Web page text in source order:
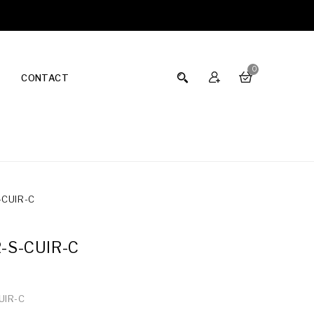
0
CONTACT
C
S-CUIR-C
C